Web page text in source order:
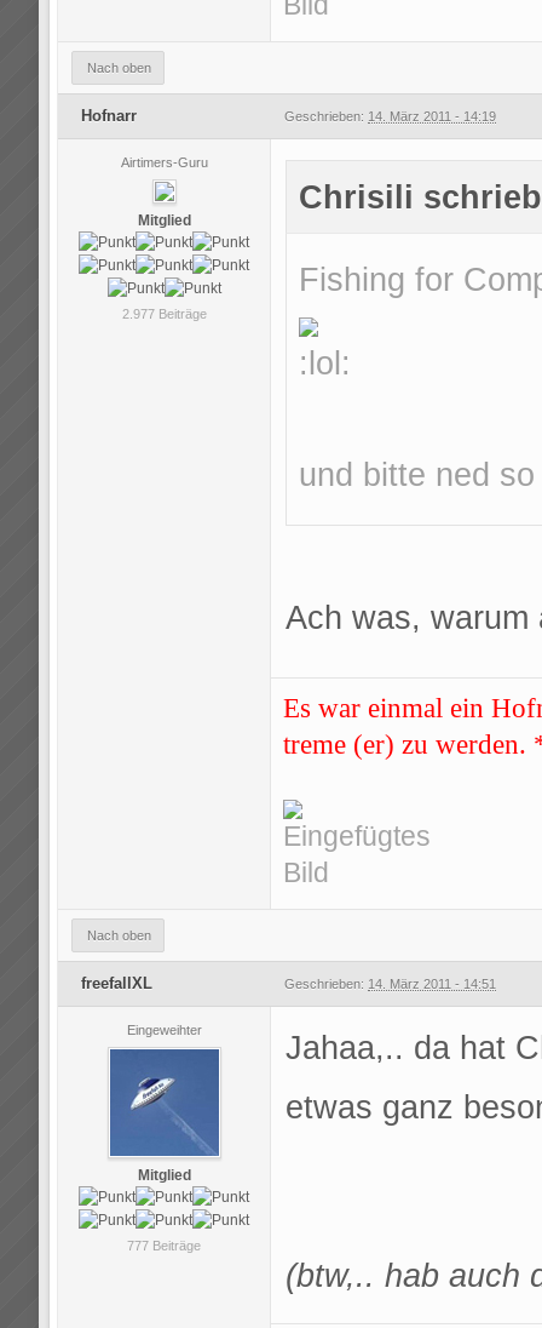
Nach oben
Hofnarr Geschrieben: 14. März 2011 - 14:19
Airtimers-Guru
Mitglied
2.977 Beiträge
Chrisili
Fishing for
und bitte ned
Ach was,
Es war einmal ein
treme (er) zu
Nach oben
freefallXL Geschrieben: 14. März 2011 - 14:51
Eingeweihter
Mitglied
777 Beiträge
Jahaa,.. da hat
etwas ganz
(btw,.. hab auch